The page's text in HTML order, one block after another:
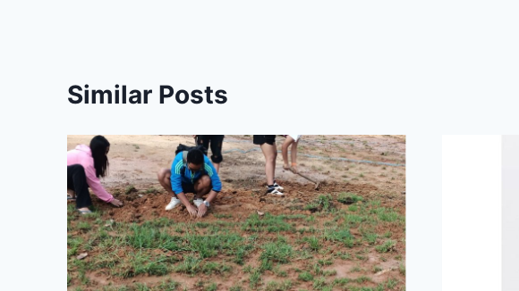
Similar Posts